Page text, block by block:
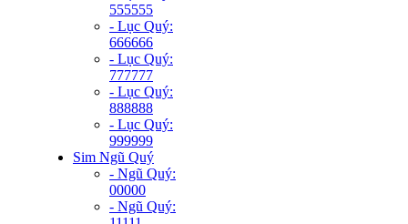
555555
- Lục Quý:
666666
- Lục Quý:
777777
- Lục Quý:
888888
- Lục Quý:
999999
Sim Ngũ Quý
- Ngũ Quý:
00000
- Ngũ Quý: